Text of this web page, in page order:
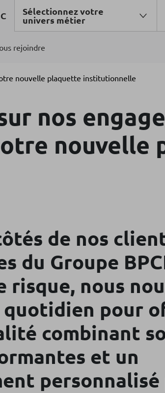
Sélectionnez votre
univers métier
rejoindre
nouvelle plaquette institutionnelle
nos
nouvelle
de nos
du Groupe
risque, nous
quotidien pour
combinant
et un
personnalisé